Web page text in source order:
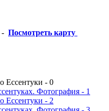
- Посмотреть карту